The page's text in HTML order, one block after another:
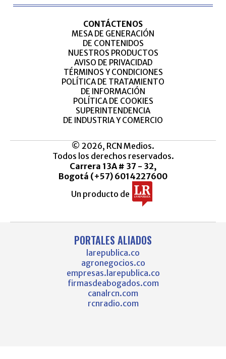
CONTÁCTENOS
MESA DE GENERACIÓN
DE CONTENIDOS
NUESTROS PRODUCTOS
AVISO DE PRIVACIDAD
TÉRMINOS Y CONDICIONES
POLÍTICA DE TRATAMIENTO
DE INFORMACIÓN
POLÍTICA DE COOKIES
SUPERINTENDENCIA
DE INDUSTRIA Y COMERCIO
© 2026, RCN Medios.
Todos los derechos reservados.
Carrera 13A # 37 - 32,
Bogotá (+57) 6014227600
Un producto de
PORTALES ALIADOS
larepublica.co
agronegocios.co
empresas.larepublica.co
firmasdeabogados.com
canalrcn.com
rcnradio.com